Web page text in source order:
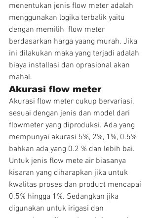
menentukan jenis flow meter adalah
menggunakan logika terbalik yaitu
dengan memilih  flow meter
berdasarkan harga yaang murah. Jika
ini dilakukan maka yang terjadi adalah
biaya installasi dan oprasional akan
mahal.
Akurasi flow meter
Akurasi flow meter cukup bervariasi,
sesuai dengan jenis dan model dari
flowmeter yang diproduksi. Ada yang
mempunyai akurasi 5%, 2%, 1%, 0.5%
bahkan ada yang 0.2 % dan lebih bai.
Untuk jenis flow mete air biasanya
kisaran yang diharapkan jika untuk
kwalitas proses dan product mencapai
0.5% hingga 1%. Sedangkan jika
digunakan untuk irigasi dan